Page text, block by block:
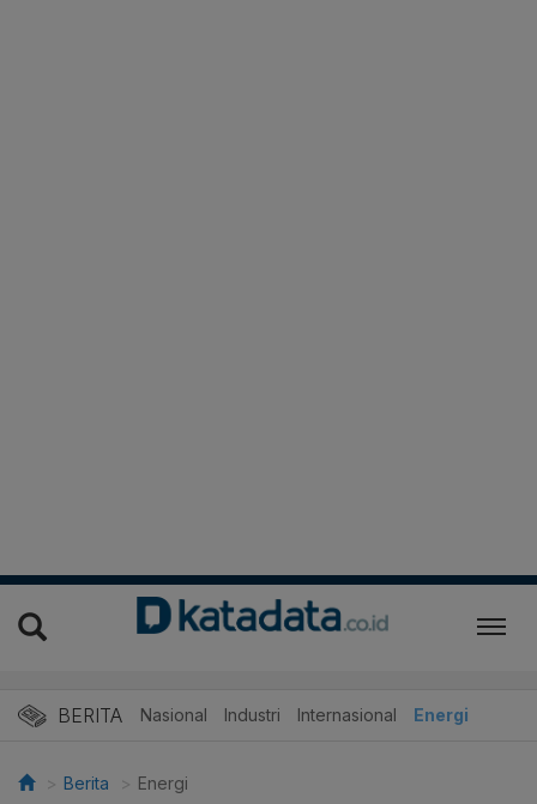
BERITA Nasional Industri Internasional Energi
Berita Energi